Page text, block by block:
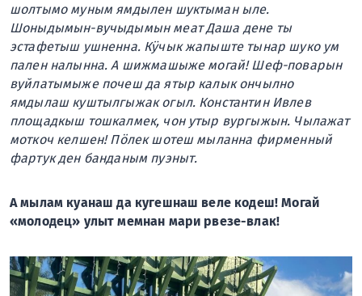
шолтымо муным ямдылен шуктыман ыле.
Шоныдымын-вучыдымын меат Даша дене ты
эстафетыш ушненна. Кӱчык жапыште тынар шуко ум
пален налынна. А шижмашыже могай! Шеф-поварын
вуйлатымыже почеш да ятыр калык ончылно
ямдылаш куштылгыжак огыл. Константин Ивлев
площадкыш тошкалмек, чон утыр вургыжын. Чылажат
моткоч келшен! Пӧлек шотеш мыланна фирменный
фартук ден банданым пуэныт.
А мылам куанаш да кугешнаш веле кодеш! Могай
«молодец» улыт мемнан мари рвезе-влак!